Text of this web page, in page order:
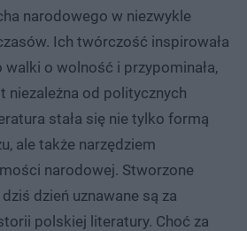
narodowego w niezwykle
Ich twórczość inspirowała
o wolność i przypominała,
niezależna od politycznych
stała się nie tylko formą
ale także narzędziem
narodowej. Stworzone
dzień uznawane są za
polskiej literatury. Choć za